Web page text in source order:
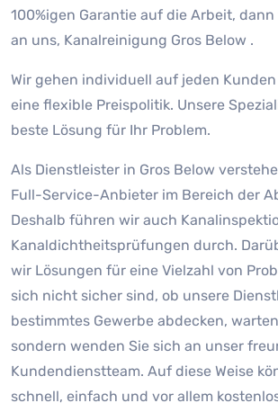
100%igen Garantie auf die Arbeit,
an uns, Kanalreinigung Gros Below .
Wir gehen individuell auf jeden
eine flexible Preispolitik. Unsere
beste Lösung für Ihr Problem.
Als Dienstleister in Gros Below
Full-Service-Anbieter im Bereich der
Deshalb führen wir auch
Kanaldichtheitsprüfungen durch.
wir Lösungen für eine Vielzahl von
sich nicht sicher sind, ob unsere
bestimmtes Gewerbe abdecken,
sondern wenden Sie sich an unser
Kundendienstteam. Auf diese Weise
schnell, einfach und vor allem